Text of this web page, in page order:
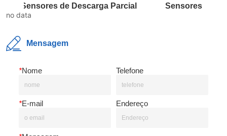
Sensores de Descarga Parcial
no data
Mensagem
*Nome Telefone
*E-mail Endereço